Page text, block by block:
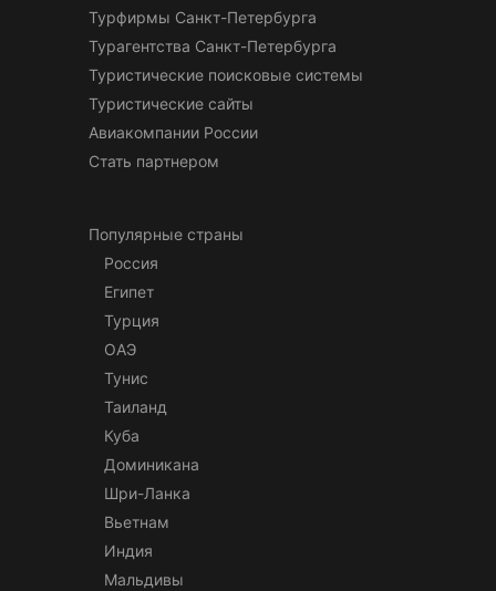
Турфирмы Санкт-Петербурга
Турагентства Санкт-Петербурга
Туристические поисковые системы
Туристические сайты
Авиакомпании России
Стать партнером
Популярные страны
Россия
Египет
Турция
ОАЭ
Тунис
Таиланд
Куба
Доминикана
Шри-Ланка
Вьетнам
Индия
Мальдивы